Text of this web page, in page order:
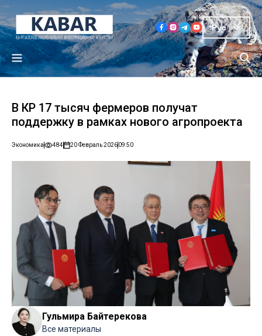
Рус
В КР 17 тысяч фермеров получат
поддержку в рамках нового агропроекта
Экономика 484 20 Февраль 202609:50
Гульмира Байтерекова
Все материалы